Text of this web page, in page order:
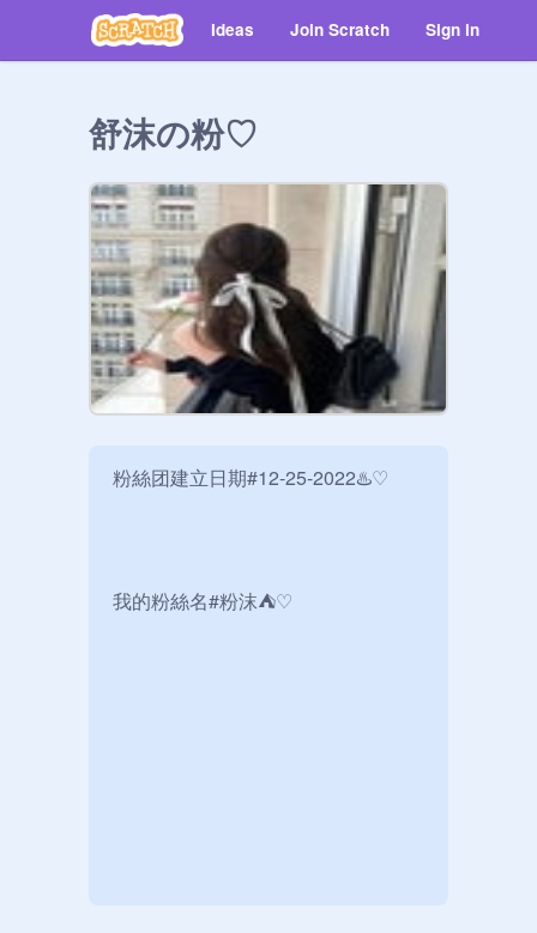
Ideas Join Scratch Sign in
舒沫の粉♡
粉絲团建立日期#12-25-2022♨️♡
我的粉絲名#粉沫⛺️♡